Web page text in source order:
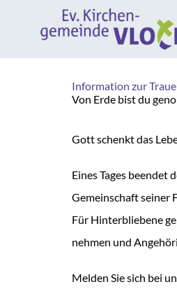
Information zur
Von Erde bist du
Gott schenkt das
Eines Tages beendet
Gemeinschaft seiner
Für Hinterbliebene
nehmen und
Melden Sie sich bei